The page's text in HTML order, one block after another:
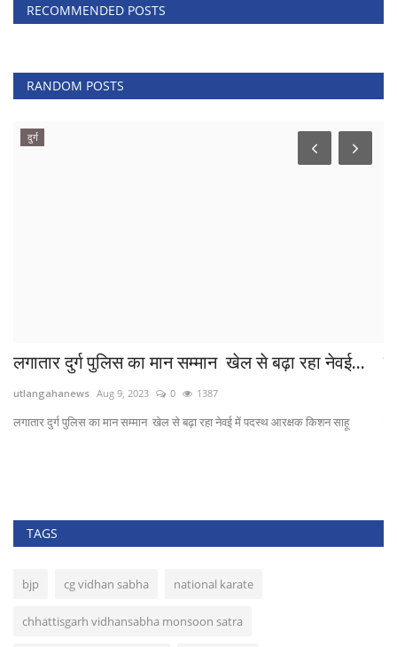
RECOMMENDED POSTS
RANDOM POSTS
दुर्ग
लगातार दुर्ग पुलिस का मान सम्मान खेल से बढ़ा रहा नेवई...
utlangahanews Aug 9, 2023 0 1387
लगातार दुर्ग पुलिस का मान सम्मान खेल से बढ़ा रहा नेवई में पदस्थ आरक्षक किशन साहू
TAGS
bjp cg vidhan sabha national karate
chhattisgarh vidhansabha monsoon satra